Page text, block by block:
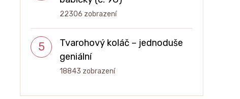
22306 zobrazení
Tvarohový koláč – jednoduše
geniální
18843 zobrazení